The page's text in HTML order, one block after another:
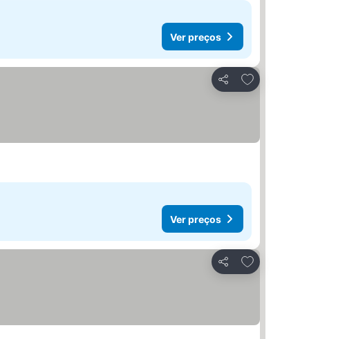
Ver preços
Partilhar
Adicionar aos favoritos
Ver preços
Partilhar
Adicionar aos favoritos